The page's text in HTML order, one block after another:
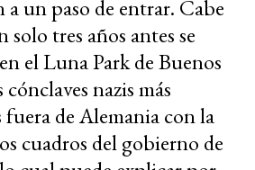
a un paso de entrar. Cabe
tres años antes se
el Luna Park de Buenos
nazis más
de Alemania con la
cuadros del gobierno de